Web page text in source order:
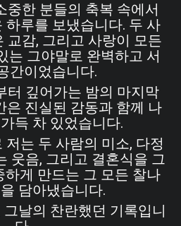
중한 분들의 축복 속에서
하루를 보냈습니다. 두 사
교감, 그리고 사랑이 모든
는 그야말로 완벽하고 서
간이었습니다.
터 깊어가는 밤의 마지막
은 진실된 감동과 함께 나
득 차 있었습니다.
는 두 사람의 미소, 다정
웃음, 그리고 결혼식을 그
하게 만드는 그 모든 찰나
담아냈습니다.
날의 찬란했던 기록입니